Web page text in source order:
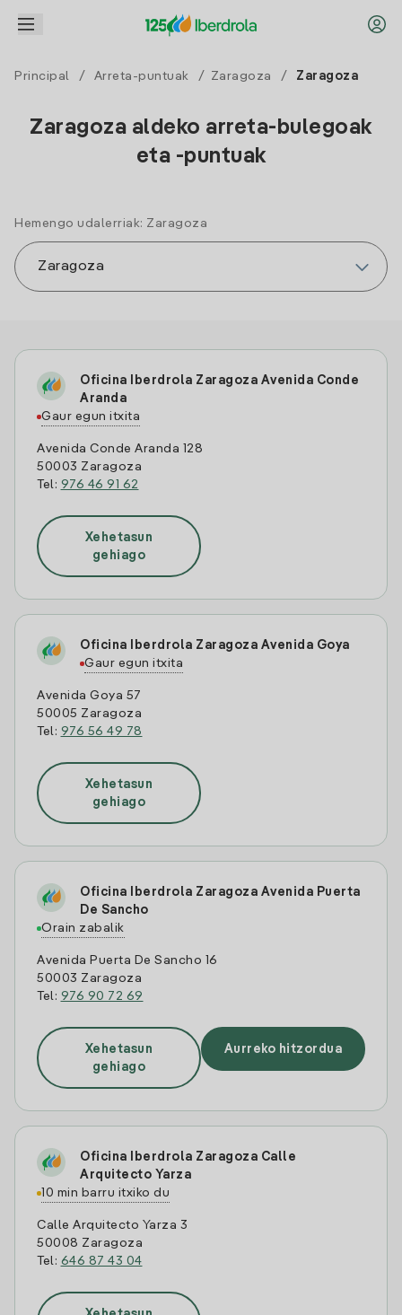
Principal / Arreta-puntuak / Zaragoza / Zaragoza
Zaragoza aldeko arreta-bulegoak
eta -puntuak
Hemengo udalerriak: Zaragoza
Oficina Iberdrola Zaragoza Avenida Conde
Aranda
Gaur egun itxita
Avenida Conde Aranda 128
50003 Zaragoza
Tel: 976 46 91 62
Xehetasun
gehiago
Oficina Iberdrola Zaragoza Avenida Goya
Gaur egun itxita
Avenida Goya 57
50005 Zaragoza
Tel: 976 56 49 78
Xehetasun
gehiago
Oficina Iberdrola Zaragoza Avenida Puerta
De Sancho
Orain zabalik
Avenida Puerta De Sancho 16
50003 Zaragoza
Tel: 976 90 72 69
Xehetasun
gehiago
Aurreko hitzordua
Oficina Iberdrola Zaragoza Calle
Arquitecto Yarza
10 min barru itxiko du
Calle Arquitecto Yarza 3
50008 Zaragoza
Tel: 646 87 43 04